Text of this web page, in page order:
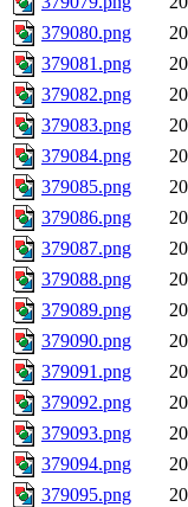
379080.png
379081.png
379082.png
379083.png
379084.png
379085.png
379086.png
379087.png
379088.png
379089.png
379090.png
379091.png
379092.png
379093.png
379094.png
379095.png